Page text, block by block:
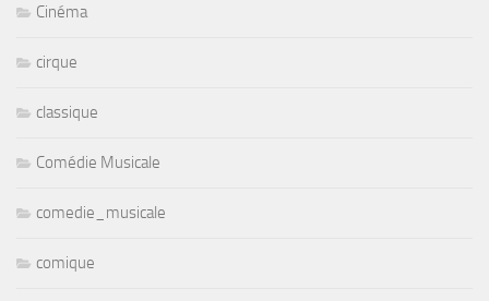
Cinéma
cirque
classique
Comédie Musicale
comedie_musicale
comique